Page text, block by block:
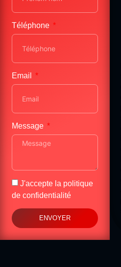
Téléphone
Email
Message
J'accepte la politique
de confidentialité
ENVOYER